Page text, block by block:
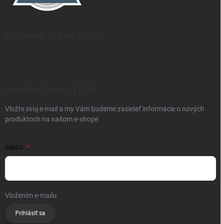
Vložte svoj e-mail a my Vám budeme zasielať informácie o nových
produktoch na našom e-shope.
EMAIL
Vložením e-mailu
Prihlásiť sa